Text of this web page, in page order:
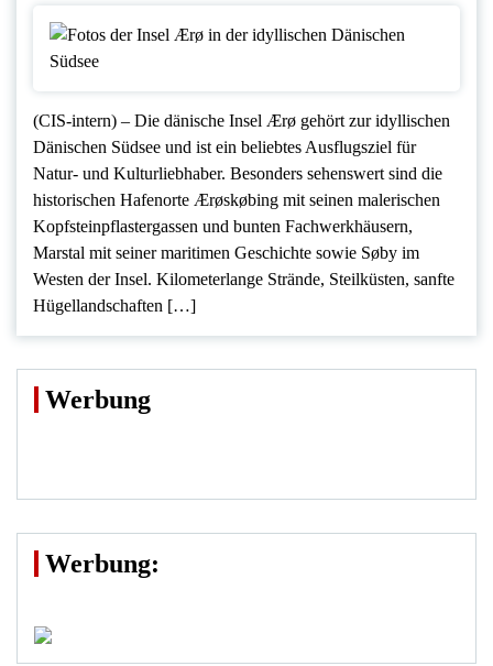
(CIS-intern) – Die dänische Insel Ærø gehört zur idyllischen
Dänischen Südsee und ist ein beliebtes Ausflugsziel für
Natur- und Kulturliebhaber. Besonders sehenswert sind die
historischen Hafenorte Ærøskøbing mit seinen malerischen
Kopfsteinpflastergassen und bunten Fachwerkhäusern,
Marstal mit seiner maritimen Geschichte sowie Søby im
Westen der Insel. Kilometerlange Strände, Steilküsten, sanfte
Hügellandschaften […]
Werbung
Werbung: